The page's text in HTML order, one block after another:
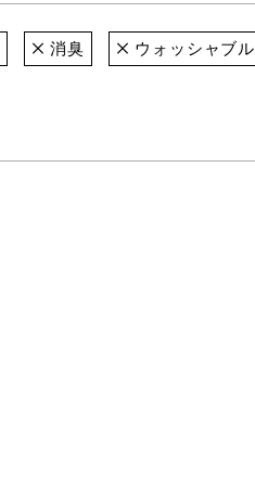
消臭 ウォッシャブル